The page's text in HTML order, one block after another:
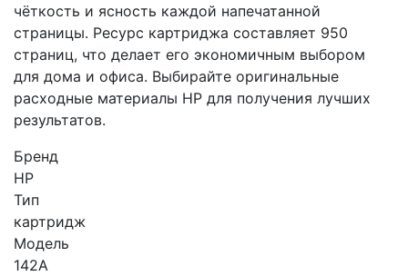
чёткость и ясность каждой напечатанной
страницы. Ресурс картриджа составляет 950
страниц, что делает его экономичным выбором
для дома и офиса. Выбирайте оригинальные
расходные материалы HP для получения лучших
результатов.
Бренд
HP
Тип
картридж
Модель
142A